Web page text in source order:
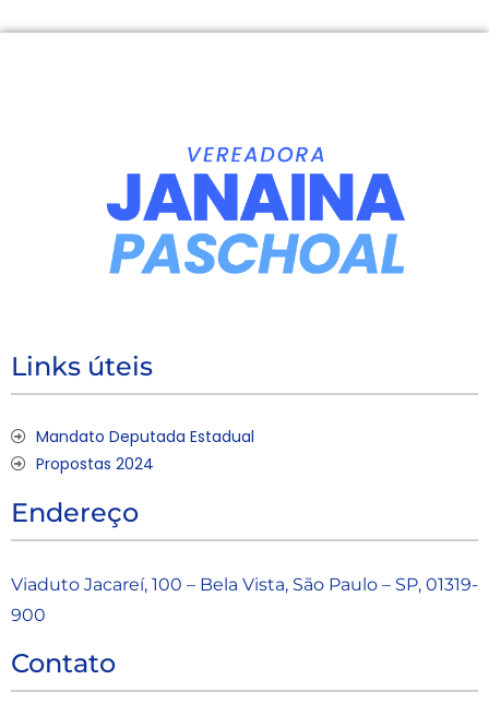
Links úteis
Mandato Deputada Estadual
Propostas 2024
Endereço
Viaduto Jacareí, 100 – Bela Vista, São Paulo – SP, 01319-
900
Contato